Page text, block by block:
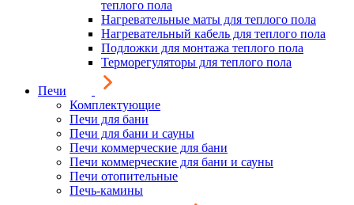
теплого пола
Нагревательные маты для теплого пола
Нагревательный кабель для теплого пола
Подложки для монтажа теплого пола
Терморегуляторы для теплого пола
Печи
Комплектующие
Печи для бани
Печи для бани и сауны
Печи коммерческие для бани
Печи коммерческие для бани и сауны
Печи отопительные
Печь-камины